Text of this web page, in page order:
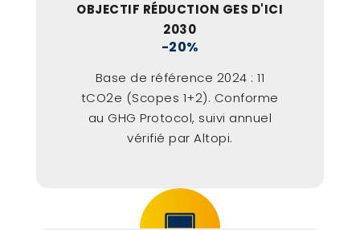
OBJECTIF RÉDUCTION GES D'ICI
2030
-20%
Base de référence 2024 : 11
tCO2e (Scopes 1+2). Conforme
au GHG Protocol, suivi annuel
vérifié par Altopi.